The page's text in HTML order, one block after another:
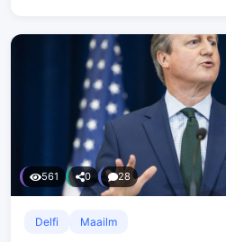
561 0 28
Delfi Maailm